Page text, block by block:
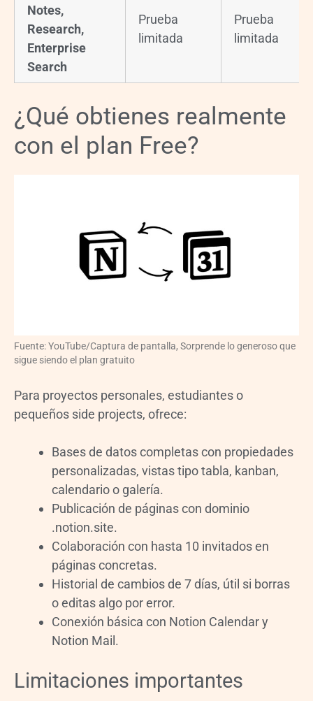
Notes,
Research,
Enterprise
Search
Prueba
limitada
Prueba
limitada
¿Qué obtienes realmente
con el plan Free?
Fuente: YouTube/Captura de pantalla, Sorprende lo generoso que
sigue siendo el plan gratuito
Para proyectos personales, estudiantes o
pequeños side projects, ofrece:
Bases de datos completas con propiedades
personalizadas, vistas tipo tabla, kanban,
calendario o galería.
Publicación de páginas con dominio
.notion.site.
Colaboración con hasta 10 invitados en
páginas concretas.
Historial de cambios de 7 días, útil si borras
o editas algo por error.
Conexión básica con Notion Calendar y
Notion Mail.
Limitaciones importantes